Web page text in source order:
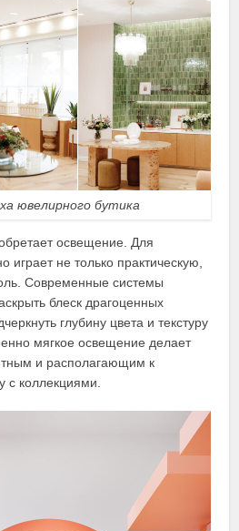
ювелирного бутика
освещение. Для
играет не только практическую,
Современные системы
блеск драгоценных
глубину цвета и текстуру
мягкое освещение делает
и располагающим к
с коллекциями.